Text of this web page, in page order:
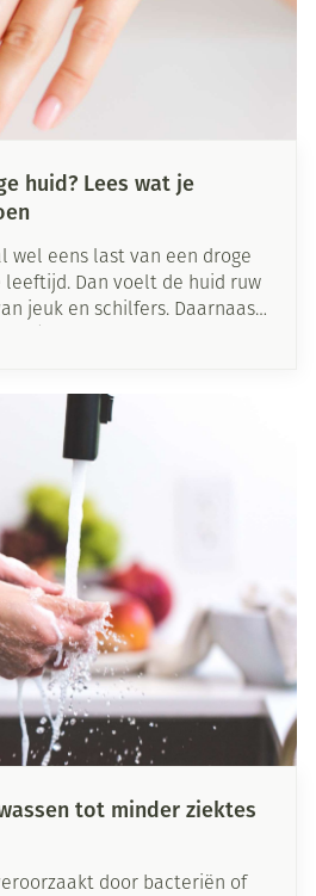
huid? Lees wat je
wel eens last van een droge
leeftijd. Dan voelt de huid ruw
jeuk en schilfers. Daarnaast
droge huid te verzorgen!
tot minder ziektes
door bacteriën of